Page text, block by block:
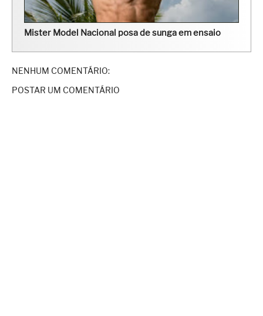
Mister Model Nacional posa de sunga em ensaio
NENHUM COMENTÁRIO:
POSTAR UM COMENTÁRIO